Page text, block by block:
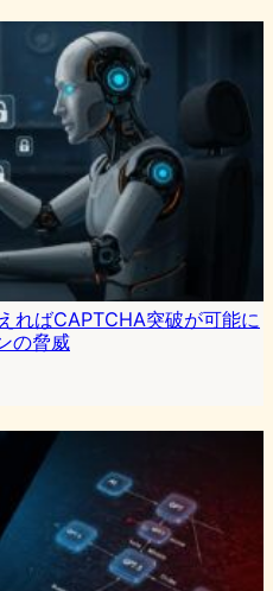
ればCAPTCHA突破が可能に
の脅威